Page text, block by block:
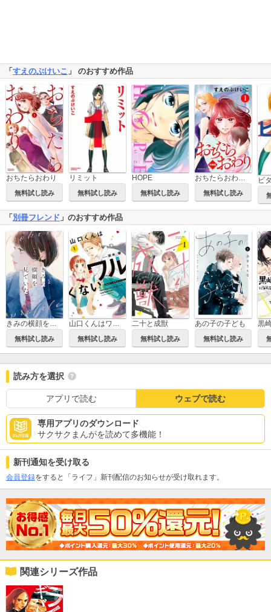
「 すえのぶけいこ 」 のおすすめ作品
おちたらおわり
無料試し読み
リミット
無料試し読み
HOPE
無料試し読み 無料試し読み
ビ
「 別冊フレンド 」のおすすめ作品
きみの横顔を見ていた
無料試し読み
山口くんはワルくない
無料試し読み
二十と成獣
無料試し読み
あの子の子ども
無料試し読み
読み方を選択
アプリで読む ウェブで読む
専用アプリのダウンロード
サクサクまんがを読めて多機能！
新刊通知を受け取る
会員登録をすると「ライフ」新刊配信のお知らせが受け取れます。
関連シリーズ作品